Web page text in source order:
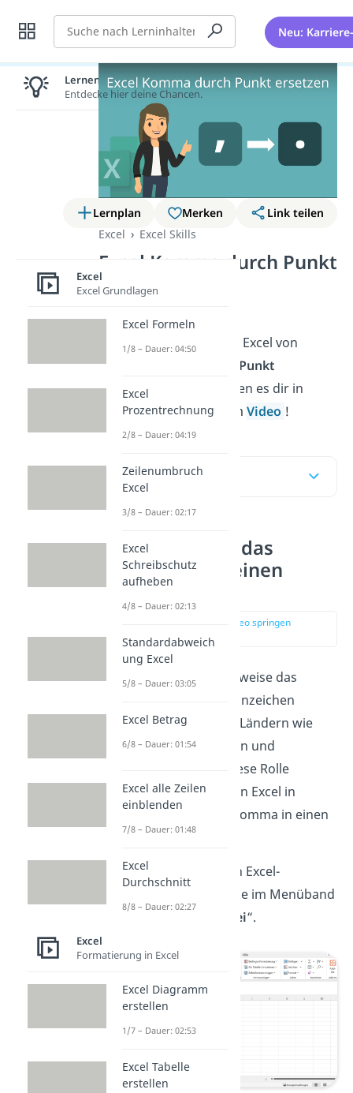
Suche Neu:
Lernplan Merken
Link teilen
Excel
Excel Skills
Excel Komma durch Punkt
ersetzen
Du möchtest das
Dezimaltrennzeichen in Excel von
einem
Punkt
umwandeln? Wir erklären es dir in
unserem Beitragund im Video !
Inhaltsübersicht
Wie ersetze ich das
Komma durch einen
Punkt in Excel?
zur Stelle im Video springen
(00:12)
In Europa wird üblicherweise das
als Dezimaltrennzeichen
verwendet, während in Ländern wie
den USA, Großbritannien und
diese Rolle
übernimmt. Du kannst in Excel in
wenigen Schritten ein Komma in einen
Punkt umwandeln:
Schritt 1:
Öffne dein Excel-
Dokument und klicke im Menüband
oben links auf „
Datei“.
Lernen lohnt sich!
Entdecke hier deine Chancen.
Excel
Excel Grundlagen
Excel Formeln
1/8 – Dauer: 04:50
Excel
Prozentrechnung
2/8 – Dauer: 04:19
Zeilenumbruch
Excel
3/8 – Dauer: 02:17
Excel
Schreibschutz
aufheben
4/8 – Dauer: 02:13
Standardabweich
ung Excel
5/8 – Dauer: 03:05
Excel Betrag
6/8 – Dauer: 01:54
Excel alle Zeilen
einblenden
7/8 – Dauer: 01:48
Excel
Durchschnitt
8/8 – Dauer: 02:27
Excel
Formatierung in Excel
Excel Diagramm
erstellen
1/7 – Dauer: 02:53
Excel Tabelle
erstellen